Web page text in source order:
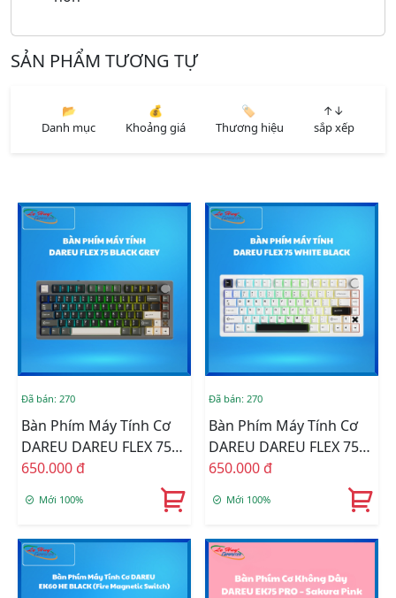
SẢN PHẨM TƯƠNG TỰ
📂
Danh mục
💰
Khoảng giá
🏷️
Thương hiệu
↑↓
sắp xếp
Đã bán: 270
Bàn Phím Máy Tính Cơ
DAREU DAREU FLEX 75
Black Grey
650.000 đ
Mới 100%
Đã bán: 270
Bàn Phím Máy Tính Cơ
DAREU DAREU FLEX 75
White Black
650.000 đ
Mới 100%